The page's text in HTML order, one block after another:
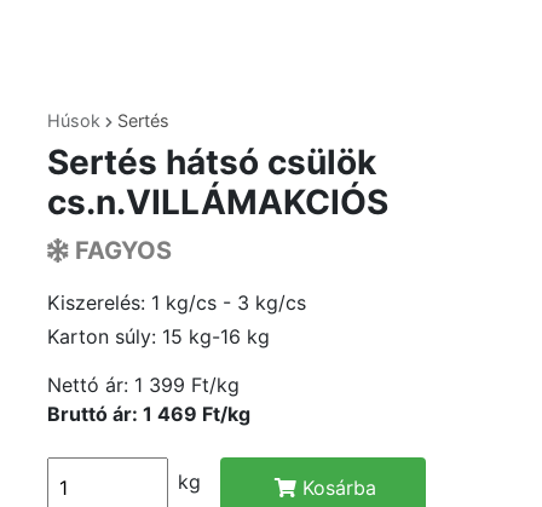
Húsok Sertés
Sertés hátsó csülök
cs.n.VILLÁMAKCIÓS
FAGYOS
Kiszerelés: 1 kg/cs - 3 kg/cs
Karton súly: 15 kg-16 kg
Nettó ár: 1 399 Ft/kg
Bruttó ár: 1 469 Ft/kg
kg Kosárba